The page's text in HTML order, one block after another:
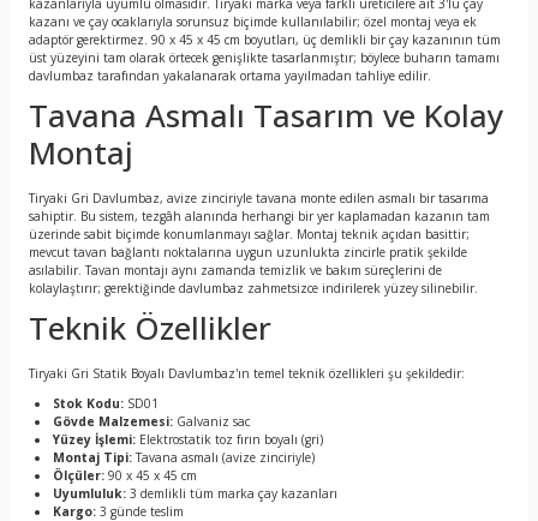
kazanlarıyla uyumlu olmasıdır. Tiryaki marka veya farklı üreticilere ait 3'lü çay
kazanı ve çay ocaklarıyla sorunsuz biçimde kullanılabilir; özel montaj veya ek
adaptör gerektirmez. 90 x 45 x 45 cm boyutları, üç demlikli bir çay kazanının tüm
üst yüzeyini tam olarak örtecek genişlikte tasarlanmıştır; böylece buharın tamamı
davlumbaz tarafından yakalanarak ortama yayılmadan tahliye edilir.
Tavana Asmalı Tasarım ve Kolay
Montaj
Tiryaki Gri Davlumbaz, avize zinciriyle tavana monte edilen asmalı bir tasarıma
sahiptir. Bu sistem, tezgâh alanında herhangi bir yer kaplamadan kazanın tam
üzerinde sabit biçimde konumlanmayı sağlar. Montaj teknik açıdan basittir;
mevcut tavan bağlantı noktalarına uygun uzunlukta zincirle pratik şekilde
asılabilir. Tavan montajı aynı zamanda temizlik ve bakım süreçlerini de
kolaylaştırır; gerektiğinde davlumbaz zahmetsizce indirilerek yüzey silinebilir.
Teknik Özellikler
Tiryaki Gri Statik Boyalı Davlumbaz'ın temel teknik özellikleri şu şekildedir:
Stok Kodu: SD01
Gövde Malzemesi: Galvaniz sac
Yüzey İşlemi: Elektrostatik toz fırın boyalı (gri)
Montaj Tipi:Tavana asmalı (avize zinciriyle)
Ölçüler: 90 x 45 x 45 cm
Uyumluluk: 3 demlikli tüm marka çay kazanları
Kargo: 3 günde teslim